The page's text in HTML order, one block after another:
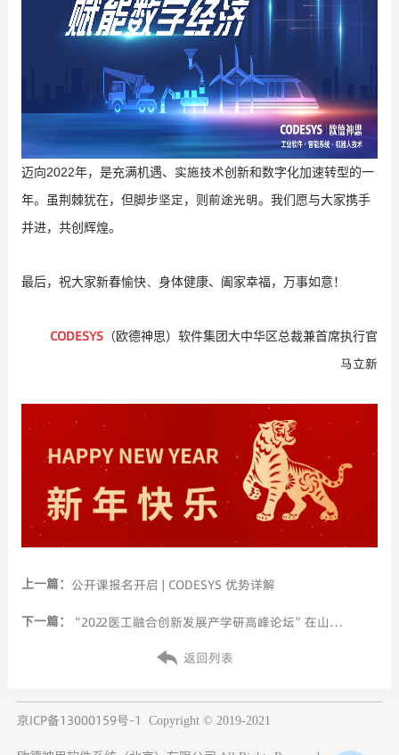
迈向2022年，是充满机遇、 实施技术创新和数字化加速转型的一
年。虽荆棘犹在，但脚步坚定 ，则 前途光明。我们愿与大家携手
并进，共创辉煌。
最后，祝大家新春愉快、 身体健康、阖家幸福，万事如意！
CODESYS （欧德神思）软件集团大中华区总裁兼首席执行官
马立新
上一篇： 公开课报名开启 | CODESYS 优势详解
下一篇：
“2022医工融合创新发展产学研高峰论坛”在山东济南举行
返回列表
京ICP备13000159号-1 Copyright © 2019-2021